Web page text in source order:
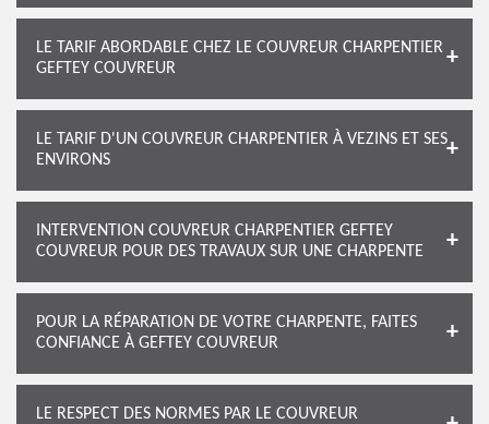
LE TARIF ABORDABLE CHEZ LE COUVREUR CHARPENTIER
GEFTEY COUVREUR
LE TARIF D'UN COUVREUR CHARPENTIER À VEZINS ET SES
ENVIRONS
INTERVENTION COUVREUR CHARPENTIER GEFTEY
COUVREUR POUR DES TRAVAUX SUR UNE CHARPENTE
POUR LA RÉPARATION DE VOTRE CHARPENTE, FAITES
CONFIANCE À GEFTEY COUVREUR
LE RESPECT DES NORMES PAR LE COUVREUR